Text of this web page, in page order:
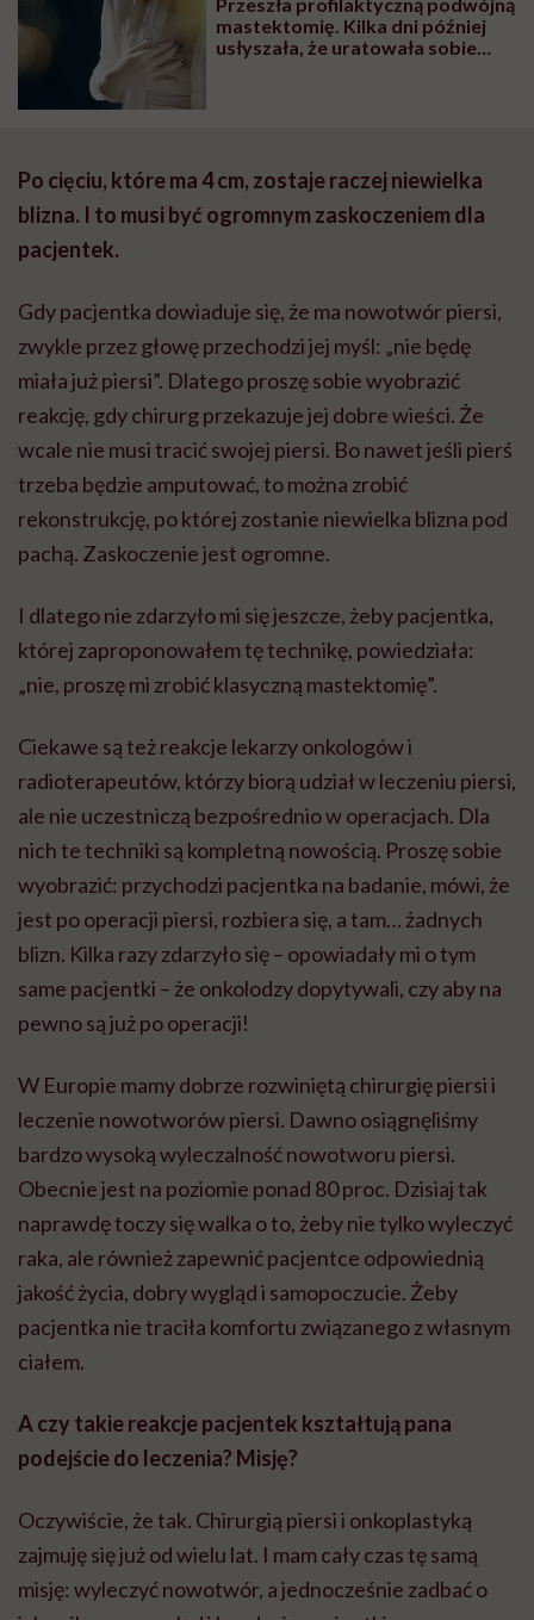
mastektomię. Kilka dni później
usłyszała, że uratowała sobie
Po cięciu, które ma 4 cm, zostaje raczej niewielka
blizna. I to musi być ogromnym zaskoczeniem dla
pacjentek.
Gdy pacjentka dowiaduje się, że ma nowotwór piersi,
zwykle przez głowę przechodzi jej myśl: „nie będę
miała już piersi”. Dlatego proszę sobie wyobrazić
reakcję, gdy chirurg przekazuje jej dobre wieści. Że
wcale nie musi tracić swojej piersi. Bo nawet jeśli pierś
trzeba będzie amputować, to można zrobić
rekonstrukcję, po której zostanie niewielka blizna pod
pachą. Zaskoczenie jest ogromne.
I dlatego nie zdarzyło mi się jeszcze, żeby pacjentka,
której zaproponowałem tę technikę, powiedziała:
„nie, proszę mi zrobić klasyczną mastektomię”.
Ciekawe są też reakcje lekarzy onkologów i
radioterapeutów, którzy biorą udział w leczeniu piersi,
ale nie uczestniczą bezpośrednio w operacjach. Dla
nich te techniki są kompletną nowością. Proszę sobie
wyobrazić: przychodzi pacjentka na badanie, mówi, że
jest po operacji piersi, rozbiera się, a tam… żadnych
blizn. Kilka razy zdarzyło się – opowiadały mi o tym
same pacjentki – że onkolodzy dopytywali, czy aby na
pewno są już po operacji!
W Europie mamy dobrze rozwiniętą chirurgię piersi i
leczenie nowotworów piersi. Dawno osiągnęliśmy
bardzo wysoką wyleczalność nowotworu piersi.
Obecnie jest na poziomie ponad 80 proc. Dzisiaj tak
naprawdę toczy się walka o to, żeby nie tylko wyleczyć
raka, ale również zapewnić pacjentce odpowiednią
jakość życia, dobry wygląd i samopoczucie. Żeby
pacjentka nie traciła komfortu związanego z własnym
ciałem.
A czy takie reakcje pacjentek kształtują pana
podejście do leczenia? Misję?
Oczywiście, że tak. Chirurgią piersi i onkoplastyką
zajmuję się już od wielu lat. I mam cały czas tę samą
misję: wyleczyć nowotwór, a jednocześnie zadbać o